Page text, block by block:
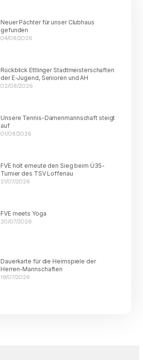
Neuer Pächter für unser Clubhaus
gefunden
04/08/2026
Rückblick Ettlinger Stadtmeisterschaften
der E-Jugend, Senioren und AH
02/08/2026
Unsere Tennis-Damenmannschaft steigt
auf
01/08/2026
FVE holt erneute den Sieg beim Ü35-
Turnier des TSV Loffenau
21/07/2026
FVE meets Yoga
20/07/2026
Dauerkarte für die Heimspiele der
Herren-Mannschaften
19/07/2026